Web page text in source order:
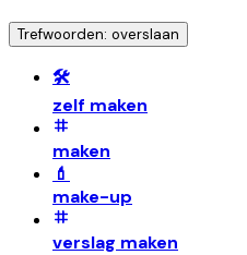
Trefwoorden: overslaan
🛠️
zelf maken
maken
💄
make-up
verslag maken